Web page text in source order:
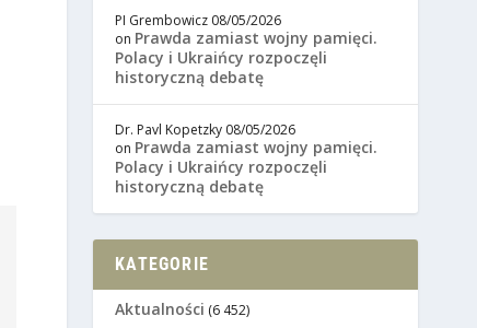
PI Grembowicz 08/05/2026
on Prawda zamiast wojny pamięci.
Polacy i Ukraińcy rozpoczęli
historyczną debatę
Dr. Pavl Kopetzky 08/05/2026
on Prawda zamiast wojny pamięci.
Polacy i Ukraińcy rozpoczęli
historyczną debatę
KATEGORIE
Aktualności (6 452)